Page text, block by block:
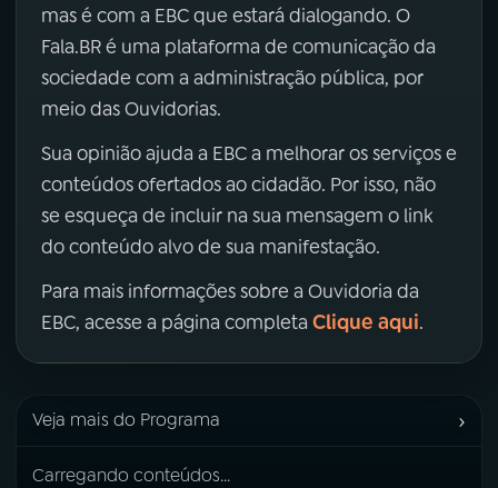
mas é com a EBC que estará dialogando. O
Fala.BR é uma plataforma de comunicação da
sociedade com a administração pública, por
meio das Ouvidorias.
Sua opinião ajuda a EBC a melhorar os serviços e
conteúdos ofertados ao cidadão. Por isso, não
se esqueça de incluir na sua mensagem o link
do conteúdo alvo de sua manifestação.
Para mais informações sobre a Ouvidoria da
EBC, acesse a página completa Clique aqui.
Veja mais do Programa ›
Carregando conteúdos...